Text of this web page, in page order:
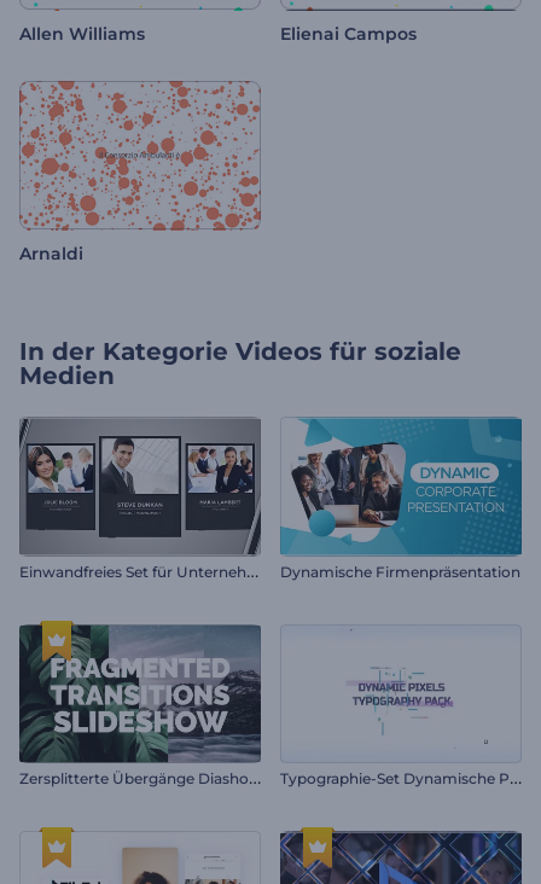
Allen Williams Elienai Campos
Arnaldi
In der Kategorie Videos für soziale
Medien
E
inwandfreies Set für Unternehmen Dynamische Firmenpräsentation
Z
ersplitterte Übergänge Diashow T
ypographie-Set Dynamische Pixel